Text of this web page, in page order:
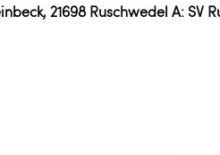
21698 Ruschwedel A: SV